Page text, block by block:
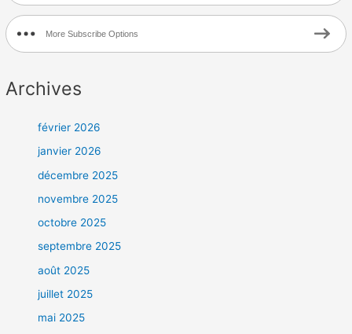
More Subscribe Options
Archives
février 2026
janvier 2026
décembre 2025
novembre 2025
octobre 2025
septembre 2025
août 2025
juillet 2025
mai 2025